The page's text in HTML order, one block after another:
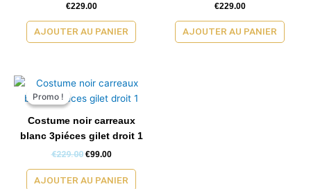
€229.00
AJOUTER AU PANIER
€229.00
AJOUTER AU PANIER
Promo !
Promo !
Costume noir carreaux
blanc 3piéces gilet droit 1
€229.00
Le
initial
€229.00.
€99.00
Le
actuel
€99.00.
AJOUTER AU PANIER